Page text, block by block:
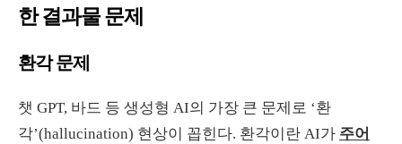
한 결과물 문제
환각 문제
챗 GPT, 바드 등 생성형 AI의 가장 큰 문제로 ‘환
각’(hallucination) 현상이 꼽힌다. 환각이란 AI가 주어